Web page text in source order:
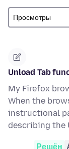
Unload Tab
My Firefox
When the
instructional
describing the
Решён